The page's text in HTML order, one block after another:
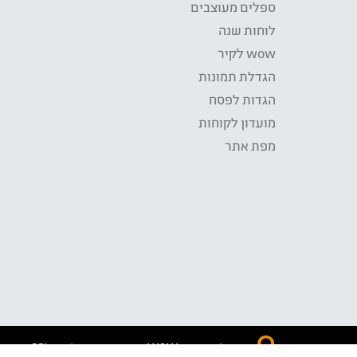
ספלים מעוצבים
לוחות שנה
wow לקיר
הגדלת תמונות
הגדות לפסח
מועדון לקוחות
מפת אתר
התשלום באתר WOW מאובטח בטכנולוגית SSL